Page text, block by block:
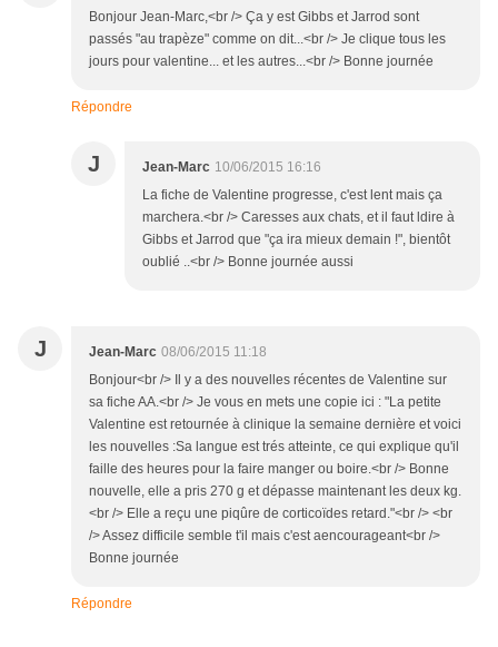
Bonjour Jean-Marc,<br /> Ça y est Gibbs et Jarrod sont
passés "au trapèze" comme on dit...<br /> Je clique tous les
jours pour valentine... et les autres...<br /> Bonne journée
Répondre
J Jean-Marc 10/06/2015 16:16
La fiche de Valentine progresse, c'est lent mais ça
marchera.<br /> Caresses aux chats, et il faut ldire à
Gibbs et Jarrod que "ça ira mieux demain !", bientôt
oublié ..<br /> Bonne journée aussi
J Jean-Marc 08/06/2015 11:18
Bonjour<br /> Il y a des nouvelles récentes de Valentine sur
sa fiche AA.<br /> Je vous en mets une copie ici : "La petite
Valentine est retournée à clinique la semaine dernière et voici
les nouvelles :Sa langue est trés atteinte, ce qui explique qu'il
faille des heures pour la faire manger ou boire.<br /> Bonne
nouvelle, elle a pris 270 g et dépasse maintenant les deux kg.
<br /> Elle a reçu une piqûre de corticoïdes retard."<br /> <br
/> Assez difficile semble t'il mais c'est aencourageant<br />
Bonne journée
Répondre